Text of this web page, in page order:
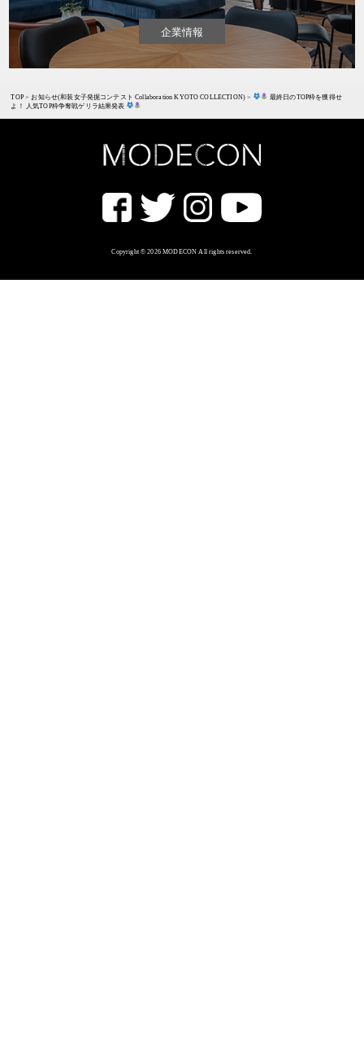
企業情報
TOP> お知らせ(和装女子発掘コンテスト Collaboration KYOTO COLLECTION) >
最終日のTOP枠を獲得せ
よ！ 人気TOP枠争奪戦ゲリラ結果発表
Copyright © 2026 MODECON All rights reserved.